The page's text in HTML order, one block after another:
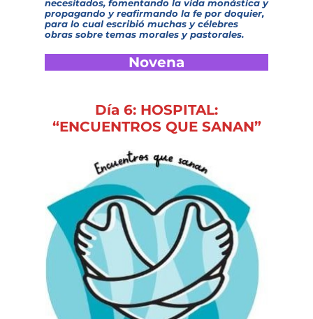
necesitados, fomentando la vida monástica y
propagando y reafirmando la fe por doquier,
para lo cual escribió muchas y célebres
obras sobre temas morales y pastorales.
Novena
Día 6: HOSPITAL:
“ENCUENTROS QUE SANAN”